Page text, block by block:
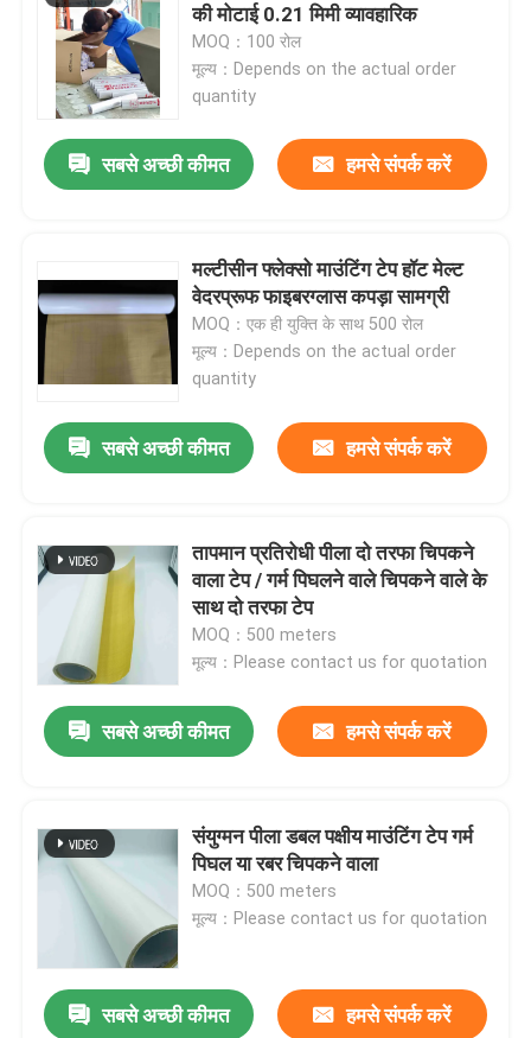
की मोटाई 0.21 मिमी व्यावहारिक
MOQ：100 रोल
मूल्य：Depends on the actual order
quantity
सबसे अच्छी कीमत हमसे संपर्क करें
मल्टीसीन फ्लेक्सो माउंटिंग टेप हॉट मेल्ट
वेदरप्रूफ फाइबरग्लास कपड़ा सामग्री
MOQ：एक ही युक्ति के साथ 500 रोल
मूल्य：Depends on the actual order
quantity
सबसे अच्छी कीमत हमसे संपर्क करें
तापमान प्रतिरोधी पीला दो तरफा चिपकने
वाला टेप / गर्म पिघलने वाले चिपकने वाले के
साथ दो तरफा टेप
MOQ：500 meters
मूल्य：Please contact us for quotation
सबसे अच्छी कीमत हमसे संपर्क करें
संयुग्मन पीला डबल पक्षीय माउंटिंग टेप गर्म
पिघल या रबर चिपकने वाला
MOQ：500 meters
मूल्य：Please contact us for quotation
सबसे अच्छी कीमत हमसे संपर्क करें